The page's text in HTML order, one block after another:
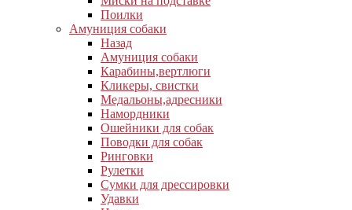
Поилки
Амуниция собаки
Назад
Амуниция собаки
Карабины,вертлюги
Кликеры, свистки
Медальоны,адресники
Намордники
Ошейники для собак
Поводки для собак
Ринговки
Рулетки
Сумки для дрессировки
Удавки